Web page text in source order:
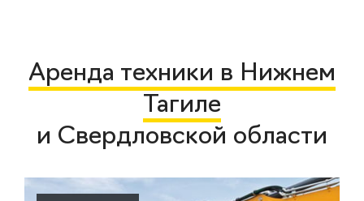
Аренда техники в Нижнем
Тагиле
и Свердловской области